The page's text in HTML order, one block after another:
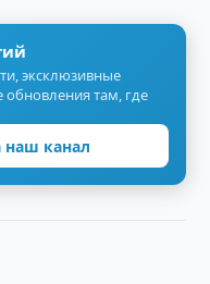
эксклюзивные
там, где
наш канал